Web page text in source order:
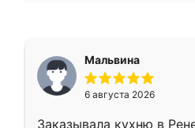
Мальвина
6 августа 2026
Заказывала кухню в